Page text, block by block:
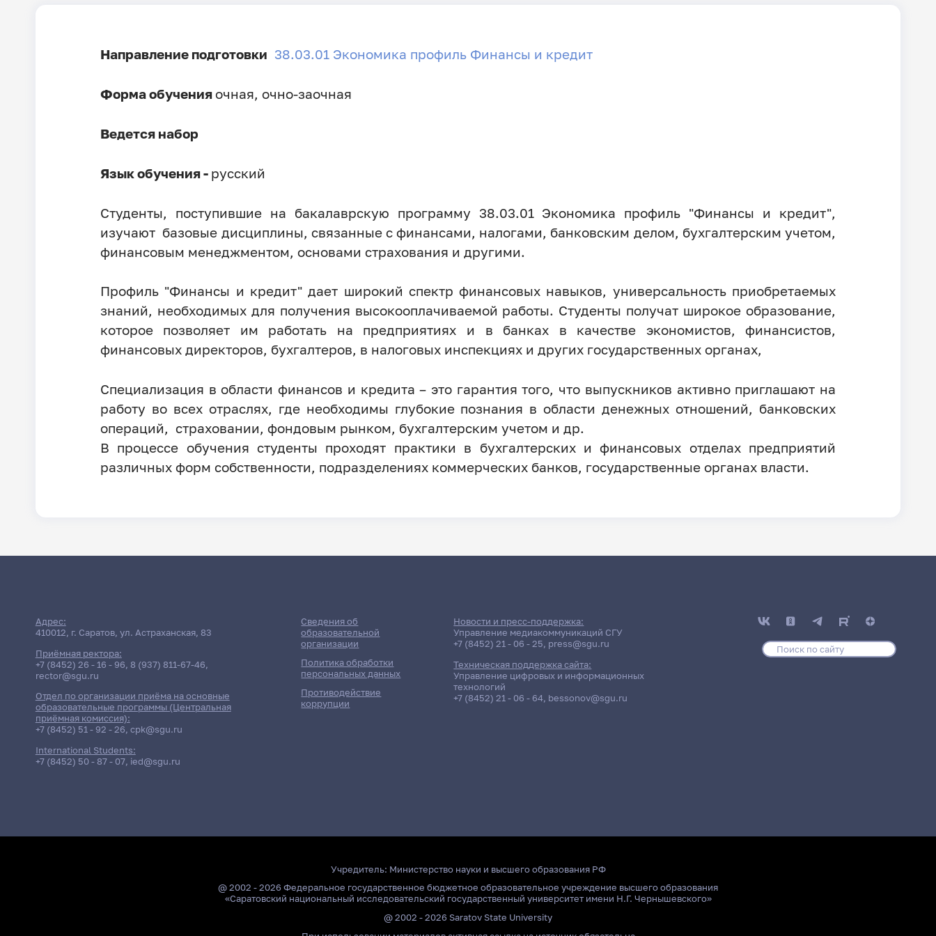
Направление подготовки 38.03.01 Экономика профиль Финансы и кредит
Форма обученияочная, очно-заочная
Ведется набор
Язык обучения - русский
Студенты, поступившие на бакалаврскую программу 38.03.01 Экономика профиль "Финансы и кредит",
изучают базовые дисциплины, связанные с финансами, налогами, банковским делом, бухгалтерским учетом,
финансовым менеджментом, основами страхования и другими.
Профиль "Финансы и кредит" дает широкий спектр финансовых навыков, универсальность приобретаемых
знаний, необходимых для получения высокооплачиваемой работы. Студенты получат широкое образование,
которое позволяет им работать на предприятиях и в банках в качестве экономистов, финансистов,
финансовых директоров, бухгалтеров, в налоговых инспекциях и других государственных органах,
Специализация в области финансов и кредита – это гарантия того, что выпускников активно приглашают на
работу во всех отраслях, где необходимы глубокие познания в области денежных отношений, банковских
операций, страховании, фондовым рынком, бухгалтерским учетом и др.
В процессе обучения студенты проходят практики в бухгалтерских и финансовых отделах предприятий
различных форм собственности, подразделениях коммерческих банков, государственные органах власти.
Адрес:
410012, г. Саратов, ул. Астраханская, 83
Приёмная ректора:
+7 (8452) 26 - 16 - 96, 8 (937) 811-67-46,
rector@sgu.ru
Отдел по организации приёма на основные
образовательные программы (Центральная
приёмная комиссия):
+7 (8452) 51 - 92 - 26, cpk@sgu.ru
International Students:
+7 (8452) 50 - 87 - 07, ied@sgu.ru
Сведения об
образовательной
организации
Политика обработки
персональных данных
Противодействие
коррупции
Новости и пресс-поддержка:
Управление медиакоммуникаций СГУ
+7 (8452) 21 - 06 - 25, press@sgu.ru
Техническая поддержка сайта:
Управление цифровых и информационных
технологий
+7 (8452) 21 - 06 - 64, bessonov@sgu.ru
Учредитель: Министерство науки и высшего образования РФ
@ 2002 - 2026 Федеральное государственное бюджетное образовательное учреждение высшего образования
«Саратовский национальный исследовательский государственный университет имени Н.Г. Чернышевского»
@ 2002 - 2026 Saratov State University